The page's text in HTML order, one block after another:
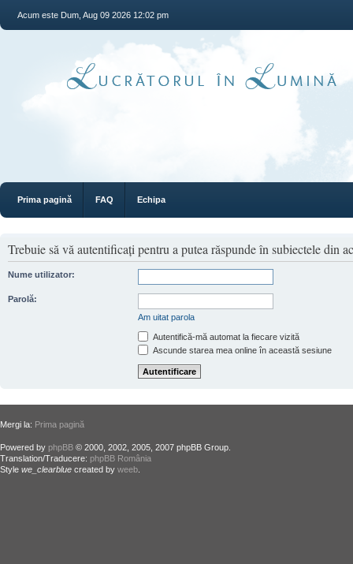
Acum este Dum, Aug 09 2026 12:02 pm
Prima pagină FAQ Echipa
Trebuie să vă autentificaţi pentru a putea răspunde în subiectele din
Nume utilizator:
Parolă:
Am uitat parola
Autentifică-mă automat la fiecare vizită
Ascunde starea mea online în această sesiune
Mergi la: Prima pagină
Powered by phpBB © 2000, 2002, 2005, 2007 phpBB Group.
Translation/Traducere: phpBB România
Style we_clearblue created by weeb